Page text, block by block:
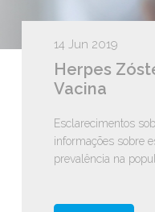
14 Jun 2019
Herpes
Vacina
Esclarecimentos
informações sobre
prevalência na